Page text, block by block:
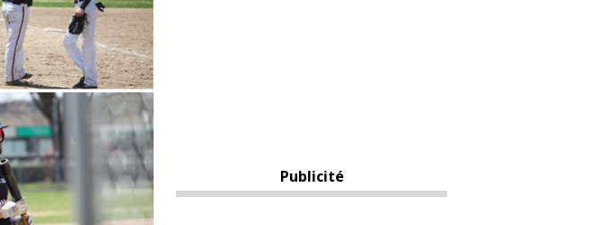
Publicité